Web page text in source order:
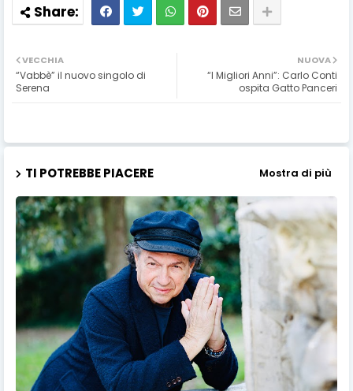
NUOVA
“I Migliori Anni”: Carlo Conti
ospita Gatto Panceri
VECCHIA
“Vabbè” il nuovo singolo di
Serena
TI POTREBBE PIACERE Mostra di più